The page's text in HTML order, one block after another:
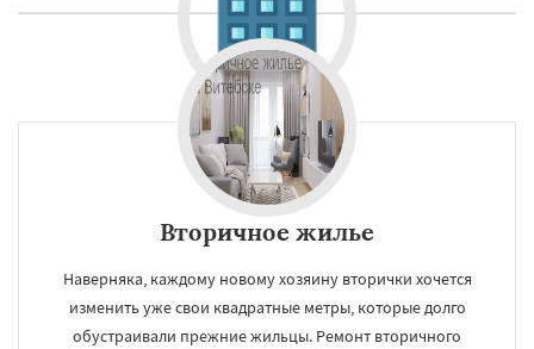
Работаем по
×
Вторичное жилье
Наверняка, каждому новому хозяину вторички хочется
изменить уже свои квадратные метры, которые долго
обустраивали прежние жильцы. Ремонт вторичного
УЗНАТЬ ПОДРОБНЕЕ ×